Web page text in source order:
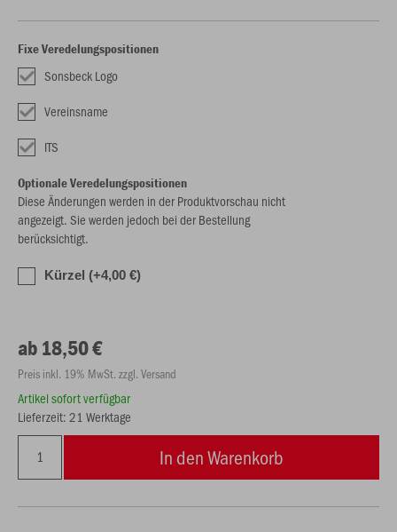
Fixe Veredelungspositionen
Sonsbeck Logo
Vereinsname
ITS
Optionale Veredelungspositionen
Diese Änderungen werden in der Produktvorschau nicht
angezeigt. Sie werden jedoch bei der Bestellung
berücksichtigt.
Kürzel (+4,00 €)
ab 18,50 €
Preis inkl. 19% MwSt. zzgl. Versand
Artikel sofort verfügbar
Lieferzeit: 21 Werktage
In den Warenkorb